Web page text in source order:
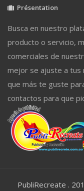
Présentation
Busca en nuestro
producto o servicio,
comerciales de
mejor se ajuste a tus
que más te guste
contactos para que
PubliRecreate .